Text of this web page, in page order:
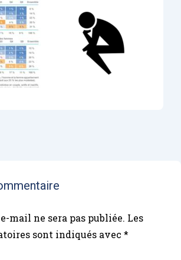
mail ne sera pas publiée. Les
sont indiqués avec *